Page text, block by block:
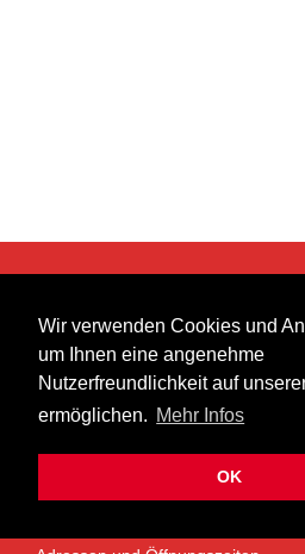
Wir verwenden Cookies und
um Ihnen eine angenehme
Nutzerfreundlichkeit auf
ermöglichen. Mehr Infos
OK
heer musik ag
Lättenstrasse 35
8952 Schlieren
info@heermusic.com
ÜBER